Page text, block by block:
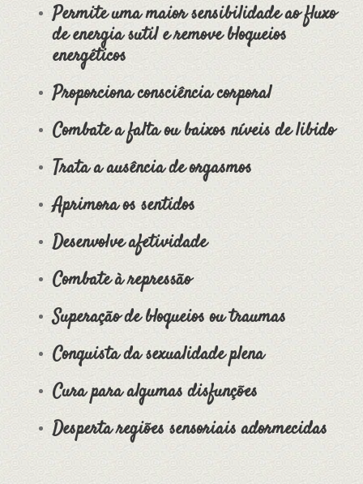
Permite uma maior sensibilidade ao fluxo
de energia sutil e remove bloqueios
energéticos
Proporciona consciência corporal
Combate a falta ou baixos níveis de libido
Trata a ausência de orgasmos
Aprimora os sentidos
Desenvolve afetividade
Combate à repressão
Superação de bloqueios ou traumas
Conquista da sexualidade plena
Cura para algumas disfunções
Desperta regiões sensoriais adormecidas